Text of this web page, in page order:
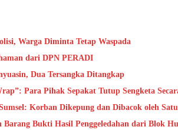
Warga Diminta Tetap Waspada
dari DPN PERADI
Dua Tersangka Ditangkap
Para Pihak Sepakat Tutup Sengketa
Korban Dikepung dan Dibacok oleh
Barang Bukti Hasil Penggeledahan dari Blok